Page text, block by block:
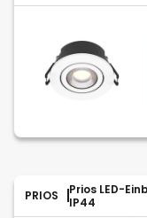
PRIOS
Prios LED-
IP44